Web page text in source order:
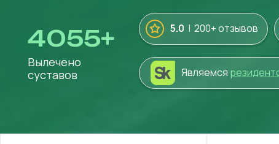
4055+
Вылечено
суставов
5.0 | 200+ отзывов
Являемся